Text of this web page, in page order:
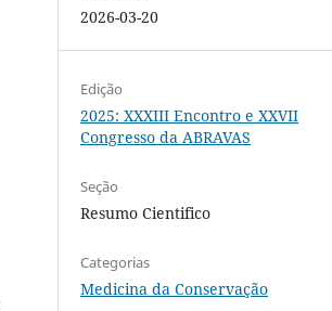
2026-03-20
Edição
2025: XXXIII Encontro e XXVII
Congresso da ABRAVAS
Seção
Resumo Cientifico
Categorias
Medicina da Conservação